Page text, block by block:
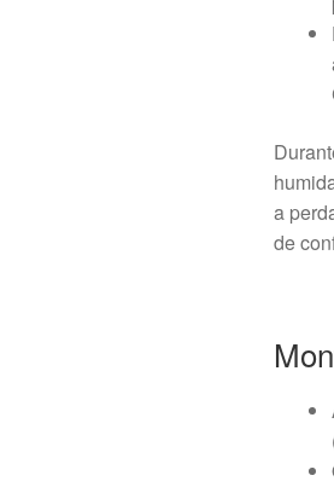
a
de